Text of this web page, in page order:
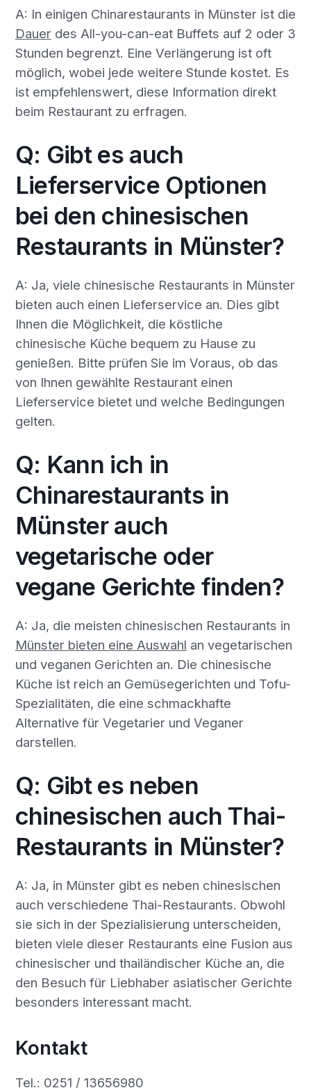
A: In einigen Chinarestaurants in Münster ist die
Dauerdes All-you-can-eat Buffets auf 2 oder 3
Stunden begrenzt. Eine Verlängerung ist oft
möglich, wobei jede weitere Stunde kostet. Es
ist empfehlenswert, diese Information direkt
beim Restaurant zu erfragen.
Q: Gibt es auch
Lieferservice Optionen
bei den chinesischen
Restaurants in Münster?
A: Ja, viele chinesische Restaurants in Münster
bieten auch einen Lieferservice an. Dies gibt
Ihnen die Möglichkeit, die köstliche
chinesische Küche bequem zu Hause zu
genießen. Bitte prüfen Sie im Voraus, ob das
von Ihnen gewählte Restaurant einen
Lieferservice bietet und welche Bedingungen
gelten.
Q: Kann ich in
Chinarestaurants in
Münster auch
vegetarische oder
vegane Gerichte finden?
A: Ja, die meisten chinesischen Restaurants in
Münster bieten eine Auswahl an vegetarischen
und veganen Gerichten an. Die chinesische
Küche ist reich an Gemüsegerichten und Tofu-
Spezialitäten, die eine schmackhafte
Alternative für Vegetarier und Veganer
darstellen.
Q: Gibt es neben
chinesischen auch Thai-
Restaurants in Münster?
A: Ja, in Münster gibt es neben chinesischen
auch verschiedene Thai-Restaurants. Obwohl
sie sich in der Spezialisierung unterscheiden,
bieten viele dieser Restaurants eine Fusion aus
chinesischer und thailändischer Küche an, die
den Besuch für Liebhaber asiatischer Gerichte
besonders interessant macht.
Kontakt
Tel.: 0251 / 13656980